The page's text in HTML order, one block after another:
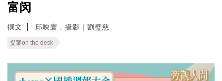
富闵
撰文 邱映寰．攝影｜劉璧慈
提案on the desk